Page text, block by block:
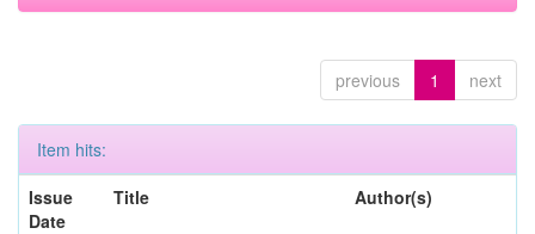
previous 1 next
Item hits:
Issue
Date
Title Author(s)